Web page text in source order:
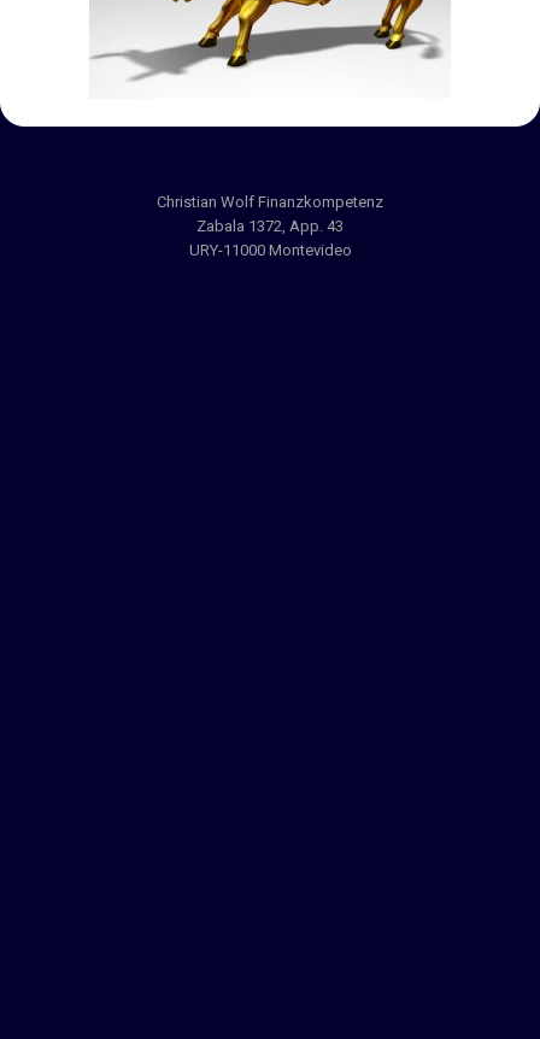
Christian Wolf Finanzkompetenz
Zabala 1372, App. 43
URY-11000 Montevideo